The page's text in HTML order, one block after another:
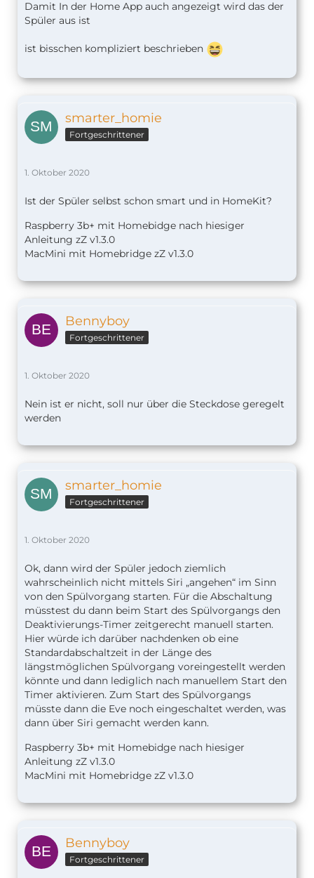
Damit In der Home App auch angezeigt wird das der
Spüler aus ist
ist bisschen kompliziert beschrieben
smarter_homie
Fortgeschrittener
1. Oktober 2020
Ist der Spüler selbst schon smart und in HomeKit?
Raspberry 3b+ mit Homebidge nach hiesiger
Anleitung zZ v1.3.0
MacMini mit Homebridge zZ v1.3.0
Bennyboy
Fortgeschrittener
1. Oktober 2020
Nein ist er nicht, soll nur über die Steckdose geregelt
werden
smarter_homie
Fortgeschrittener
1. Oktober 2020
Ok, dann wird der Spüler jedoch ziemlich
wahrscheinlich nicht mittels Siri „angehen“ im Sinn
von den Spülvorgang starten. Für die Abschaltung
müsstest du dann beim Start des Spülvorgangs den
Deaktivierungs-Timer zeitgerecht manuell starten.
Hier würde ich darüber nachdenken ob eine
Standardabschaltzeit in der Länge des
längstmöglichen Spülvorgang voreingestellt werden
könnte und dann lediglich nach manuellem Start den
Timer aktivieren. Zum Start des Spülvorgangs
müsste dann die Eve noch eingeschaltet werden, was
dann über Siri gemacht werden kann.
Raspberry 3b+ mit Homebidge nach hiesiger
Anleitung zZ v1.3.0
MacMini mit Homebridge zZ v1.3.0
Bennyboy
Fortgeschrittener